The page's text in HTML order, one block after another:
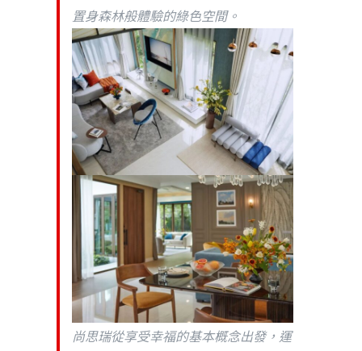
置身森林般體驗的綠色空間。
尚思瑞從享受幸福的基本概念出發，運